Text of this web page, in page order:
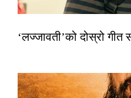
‘लज्जावती’को दोस्रो